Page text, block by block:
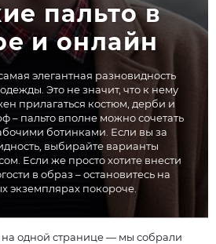
пальто в
и онлайн
элегантная разновидность
Это не значит, что к нему
прилагаться костюм, дерби и
– пальто вполне можно сочетать
ботинками. Если вы за
выбирайте варианты
Если же просто хотите внести
в образ – остановитесь на
экземплярах покороче.
одной странице — мы собрали